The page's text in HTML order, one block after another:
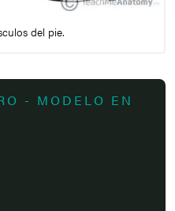
del pie.
- MODELO EN